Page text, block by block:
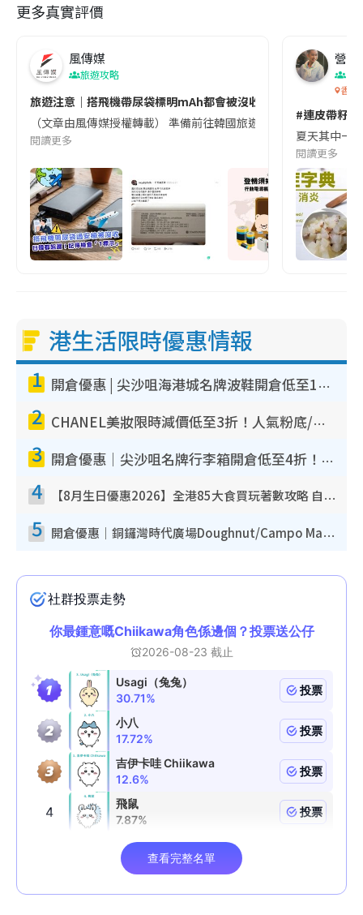
更多真實評價
風傳媒
旅遊攻略
旅遊注意｜搭飛機帶尿袋標明mAh都會被沒收😱出發前切記檢查
（文章由風傳媒授權轉載） 準備前往韓國旅遊的民眾，近期要
閱讀更多
營養
香港
#連皮帶籽
夏天其中一
閱讀更多
港生活限時優惠情報
1 開倉優惠 | 尖沙咀海港城名牌波鞋開倉低至1折！On鞋$899起／Joy&Peace鞋履$98起
2 CHANEL美妝限時減價低至3折！人氣粉底/唇膏/精華液低至$275！COCO香水都有平
3 開倉優惠｜尖沙咀名牌行李箱開倉低至4折！一連5日 American Tourister/ace./Hallmark $200起！
4 【8月生日優惠2026】全港85大食買玩著數攻略 自助餐/火鍋放題同行免費＋誠品/DONKI送現金券
5 開倉優惠｜銅鑼灣時代廣場Doughnut/Campo Marzio開倉低至1折！背囊、書包、手袋劈價$200起